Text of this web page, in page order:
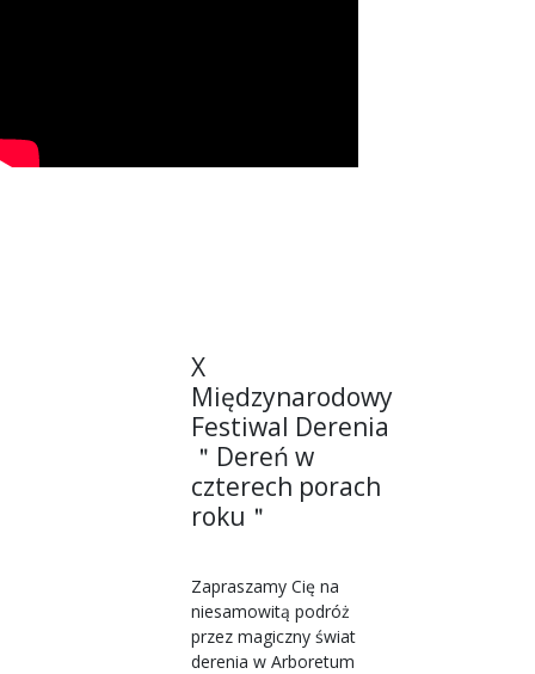
X
Międzynarodowy
Festiwal Derenia
＂Dereń w
czterech porach
roku＂
Zapraszamy Cię na
niesamowitą podróż
przez magiczny świat
derenia w Arboretum